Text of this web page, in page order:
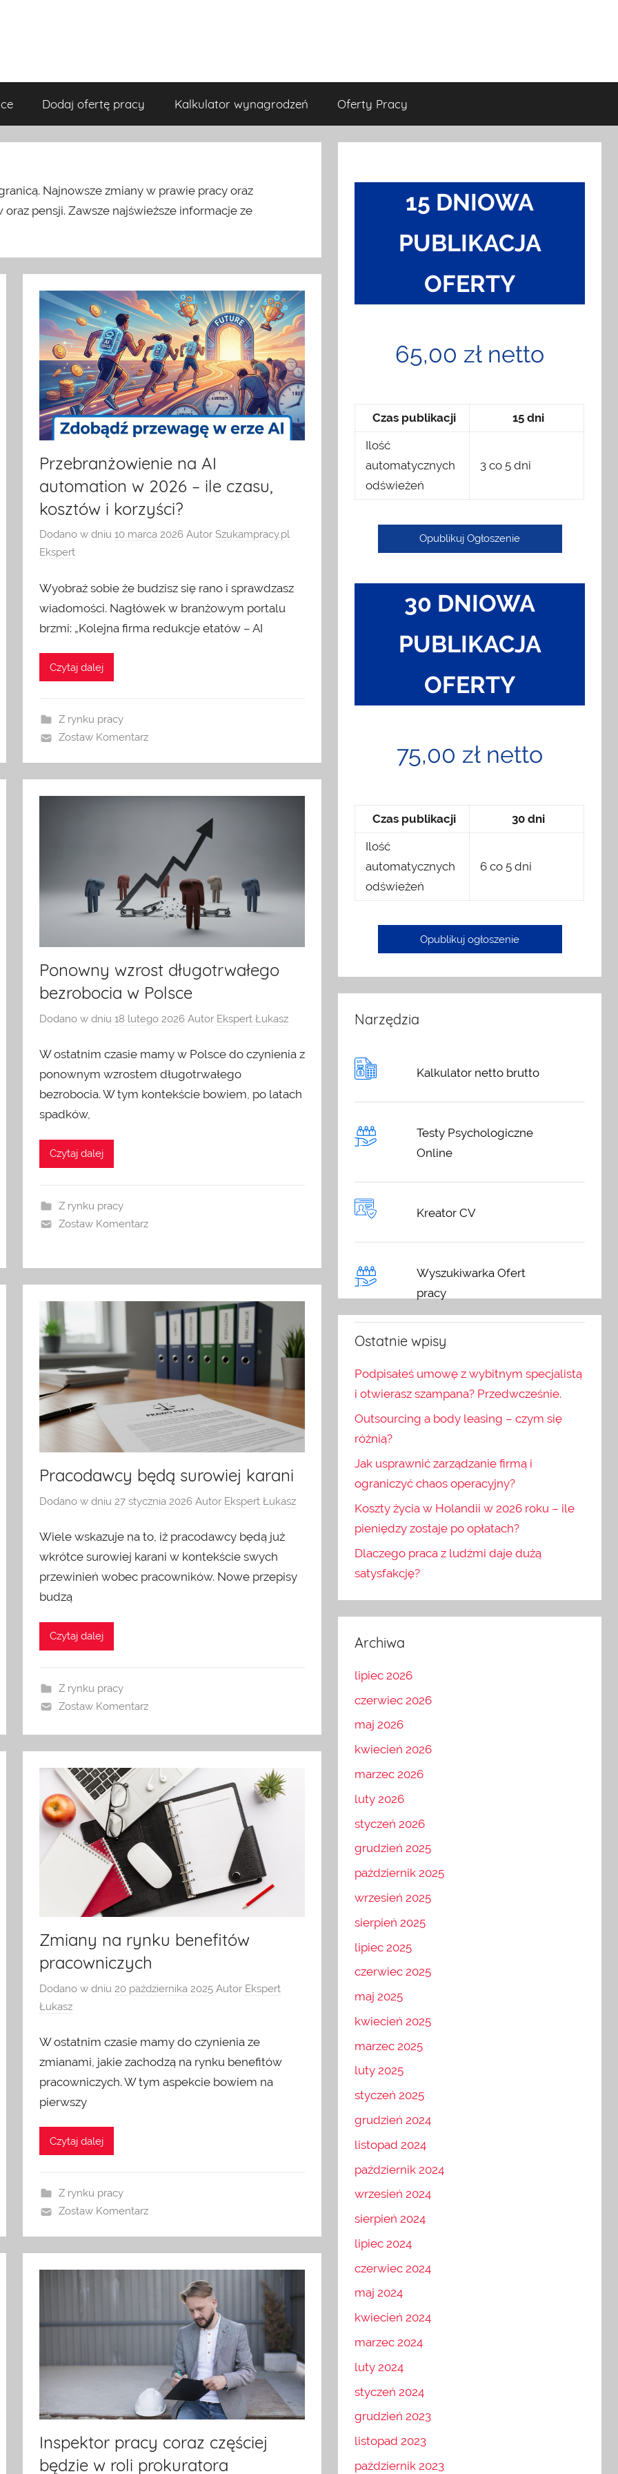
Dodaj ofertę pracy Kalkulator wynagrodzeń Oferty Pracy
Najnowsze zmiany w prawie pracy oraz
pensji. Zawsze najświeższe informacje ze
Przebranżowienie na AI
automation w 2026 – ile czasu,
kosztów i korzyści?
Dodano w dniu10 marca 2026 AutorSzukampracy.pl
Ekspert
Wyobraź sobie że budzisz się rano i sprawdzasz
wiadomości. Nagłówek w branżowym portalu
brzmi: „Kolejna firma redukcje etatów – AI
Czytaj dalej
Z rynku pracy
Zostaw Komentarz
Ponowny wzrost długotrwałego
bezrobocia w Polsce
Dodano w dniu18 lutego 2026 Autor Ekspert Łukasz
W ostatnim czasie mamy w Polsce do czynienia z
ponownym wzrostem długotrwałego
bezrobocia. W tym kontekście bowiem, po latach
spadków,
Czytaj dalej
Z rynku pracy
Zostaw Komentarz
Pracodawcy będą surowiej karani
Dodano w dniu27 stycznia 2026 Autor Ekspert Łukasz
Wiele wskazuje na to, iż pracodawcy będą już
wkrótce surowiej karani w kontekście swych
przewinień wobec pracowników. Nowe przepisy
budzą
Czytaj dalej
Z rynku pracy
Zostaw Komentarz
Zmiany na rynku benefitów
pracowniczych
Dodano w dniu20 października 2025 Autor Ekspert
Łukasz
W ostatnim czasie mamy do czynienia ze
zmianami, jakie zachodzą na rynku benefitów
pracowniczych. W tym aspekcie bowiem na
pierwszy
Czytaj dalej
Z rynku pracy
Zostaw Komentarz
Inspektor pracy coraz częściej
będzie w roli prokuratora
15 DNIOWA
PUBLIKACJA
OFERTY
65,00 zł netto
Czas publikacji
15 dni
Ilość
automatycznych
odświeżeń
3 co 5 dni
Opublikuj Ogłoszenie
30 DNIOWA
PUBLIKACJA
OFERTY
75,00 zł netto
Czas publikacji
30 dni
Ilość
automatycznych
odświeżeń
6 co 5 dni
Opublikuj ogłoszenie
Narzędzia
Kalkulator netto brutto
Testy Psychologiczne
Online
Kreator CV
Wyszukiwarka Ofert
pracy
Ostatnie wpisy
Podpisałeś umowę z wybitnym specjalistą
i otwierasz szampana? Przedwcześnie.
Outsourcing a body leasing – czym się
różnią?
Jak usprawnić zarządzanie firmą i
ograniczyć chaos operacyjny?
Koszty życia w Holandii w 2026 roku – ile
pieniędzy zostaje po opłatach?
Dlaczego praca z ludźmi daje dużą
satysfakcję?
Archiwa
lipiec 2026
czerwiec 2026
maj 2026
kwiecień 2026
marzec 2026
luty 2026
styczeń 2026
grudzień 2025
październik 2025
wrzesień 2025
sierpień 2025
lipiec 2025
czerwiec 2025
maj 2025
kwiecień 2025
marzec 2025
luty 2025
styczeń 2025
grudzień 2024
listopad 2024
październik 2024
wrzesień 2024
sierpień 2024
lipiec 2024
czerwiec 2024
maj 2024
kwiecień 2024
marzec 2024
luty 2024
styczeń 2024
grudzień 2023
listopad 2023
październik 2023